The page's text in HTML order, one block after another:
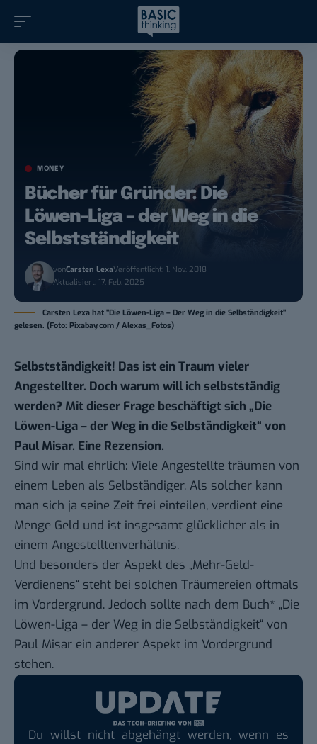
MONEY
Bücher für Gründer: Die
Löwen-Liga – der Weg in die
Selbstständigkeit
vonCarsten LexaVeröffentlicht: 1. Nov. 2018
Aktualisiert: 17. Feb. 2025
Carsten Lexa hat "Die Löwen-Liga – Der Weg in die Selbständigkeit"
gelesen. (Foto: Pixabay.com / Alexas_Fotos)
Selbstständigkeit! Das ist ein Traum vieler
Angestellter. Doch warum will ich selbstständig
werden? Mit dieser Frage beschäftigt sich „Die
Löwen-Liga – der Weg in die Selbständigkeit“ von
Paul Misar. Eine Rezension.
Sind wir mal ehrlich: Viele Angestellte träumen von
einem Leben als Selbständiger. Als solcher kann
man sich ja seine Zeit frei einteilen, verdient eine
Menge Geld und ist insgesamt glücklicher als in
einem Angestelltenverhältnis.
Und besonders der Aspekt des „Mehr-Geld-
Verdienens“ steht bei solchen Träumereien oftmals
im Vordergrund. Jedoch sollte nach dem Buch* „Die
Löwen-Liga – der Weg in die Selbständigkeit“ von
Paul Misar ein anderer Aspekt im Vordergrund
stehen.
Du willst nicht abgehängt werden, wenn es